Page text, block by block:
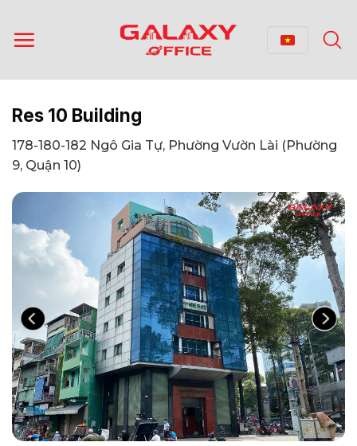
qua
nội
Res 10 Building
178-180-182 Ngô Gia Tự, Phường Vườn Lài (Phường
9, Quận 10)